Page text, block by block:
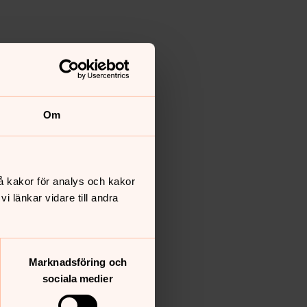
Om
kakor för analys och kakor
länkar vidare till andra
Marknadsföring och
sociala medier